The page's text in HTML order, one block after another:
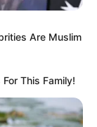
Are Muslim
This Family!